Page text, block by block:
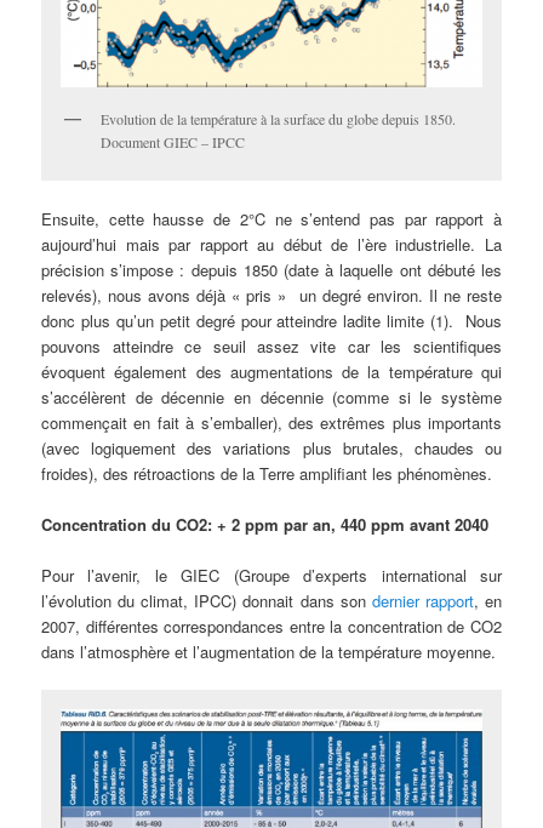
Evolution de la température à la surface du globe depuis 1850.
Document GIEC – IPCC
Ensuite, cette hausse de 2°C ne s’entend pas par rapport à
aujourd’hui mais par rapport au début de l’ère industrielle. La
précision s’impose : depuis 1850 (date à laquelle ont débuté les
relevés), nous avons déjà « pris » un degré environ. Il ne reste
donc plus qu’un petit degré pour atteindre ladite limite (1). Nous
pouvons atteindre ce seuil assez vite car les scientifiques
évoquent également des augmentations de la température qui
s’accélèrent de décennie en décennie (comme si le système
commençait en fait à s’emballer), des extrêmes plus importants
(avec logiquement des variations plus brutales, chaudes ou
froides), des rétroactions de la Terre amplifiant les phénomènes.
Concentration du CO2: + 2 ppm par an, 440 ppm avant 2040
Pour l’avenir, le GIEC (Groupe d’experts international sur
l’évolution du climat, IPCC) donnait dans son dernier rapport, en
2007, différentes correspondances entre la concentration de CO2
dans l’atmosphère et l’augmentation de la température moyenne.